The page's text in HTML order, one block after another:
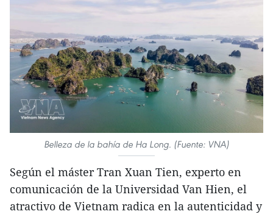
Belleza de la bahía de Ha Long. (Fuente: VNA)
Según el máster Tran Xuan Tien, experto en
comunicación de la Universidad Van Hien, el
atractivo de Vietnam radica en la autenticidad y